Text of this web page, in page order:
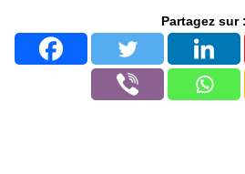
Partagez sur :